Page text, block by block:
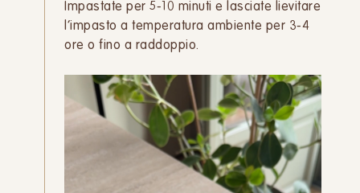
Impastate per 5-10 minuti e lasciate lievitare
l’impasto a temperatura ambiente per 3-4
ore o fino a raddoppio.